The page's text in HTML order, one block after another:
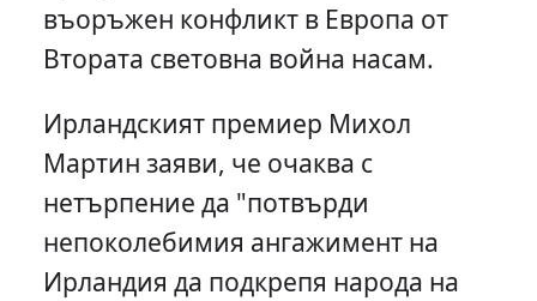
въоръжен конфликт в Европа от
Втората световна война насам.
Ирландският премиер Михол
Мартин заяви, че очаква с
нетърпение да "потвърди
непоколебимия ангажимент на
Ирландия да подкрепя народа на